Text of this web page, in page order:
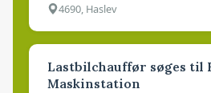
4690, Haslev
Lastbilchauffør søges til
Maskinstation